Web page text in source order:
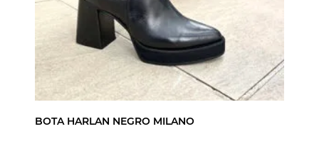
BOTA HARLAN NEGRO MILANO